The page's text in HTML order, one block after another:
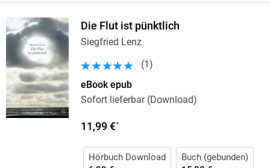
Die Flut ist pünktlich
Siegfried Lenz
(1 )
eBook epub
Sofort lieferbar (Download)
11,99 €*
Hörbuch Download
Buch (gebunden)